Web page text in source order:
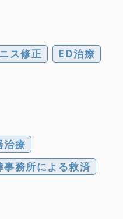
ス修正
ED治療
治療
事務所による救済